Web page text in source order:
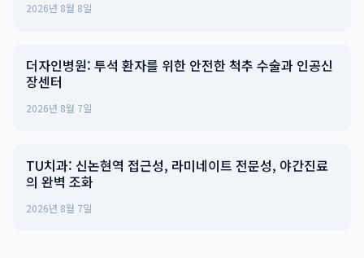
2026년 8월 8일
더자인병원: 투석 환자를 위한 안전한 척추 수술과 인공신
장센터
2026년 8월 7일
TU치과: 신논현역 접근성, 라미네이트 전문성, 야간진료
의 완벽 조화
2026년 8월 7일